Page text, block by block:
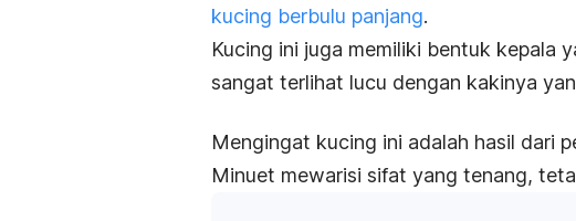
kucing berbulu panjang.
Kucing ini juga memiliki bentuk kepala
sangat terlihat lucu dengan kakinya
Mengingat kucing ini adalah hasil dari
Minuet mewarisi sifat yang tenang,